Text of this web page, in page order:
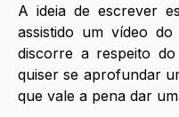
A ideia de escrever
assistido um vídeo
discorre a respeito do
quiser se aprofundar
que vale a pena dar